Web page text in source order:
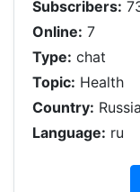
Subscribers:
Online: 7
Type: chat
Topic: Health
Country: Russia
Language: ru